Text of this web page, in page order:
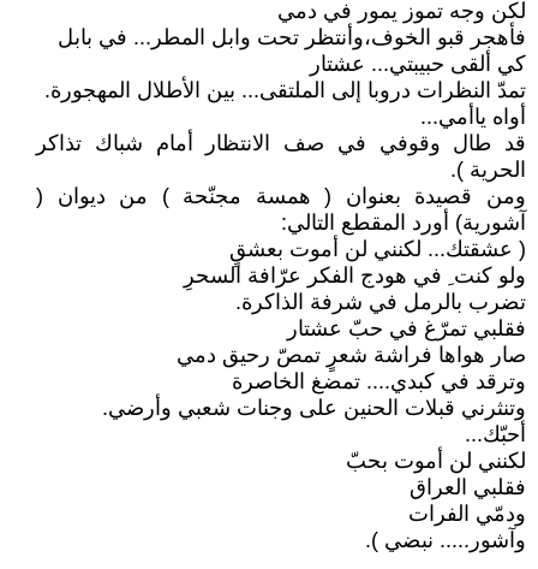
لكن وجه تموز يمور في دمي
فأهجر قبو الخوف،وأنتظر تحت وابل المطر... في بابل
كي ألقى حبيبتي... عشتار
تمدّ النظرات دروبا إلى الملتقى... بين الأطلال المهجورة.
أواه ياأمي...
قد طال وقوفي في صف الانتظار أمام شباك تذاكر
الحرية ).
ومن قصيدة بعنوان ( همسة مجنّحة ) من ديوان (
آشورية) أورد المقطع التالي:
( عشقتك... لكنني لن أموت بعشقٍ
ولو كنت ِ في هودج الفكر عرّافة السحرِ
تضرب بالرمل في شرفة الذاكرة.
فقلبي تمرّغ في حبّ عشتار
صار هواها فراشة شعرٍ تمصّ رحيق دمي
وترقد في كبدي.... تمضغ الخاصرة
وتنثرني قبلات الحنين على وجنات شعبي وأرضي.
أحبّك...
لكنني لن أموت بحبّ
فقلبي العراق
ودمّي الفرات
وآشور..... نبضي ).